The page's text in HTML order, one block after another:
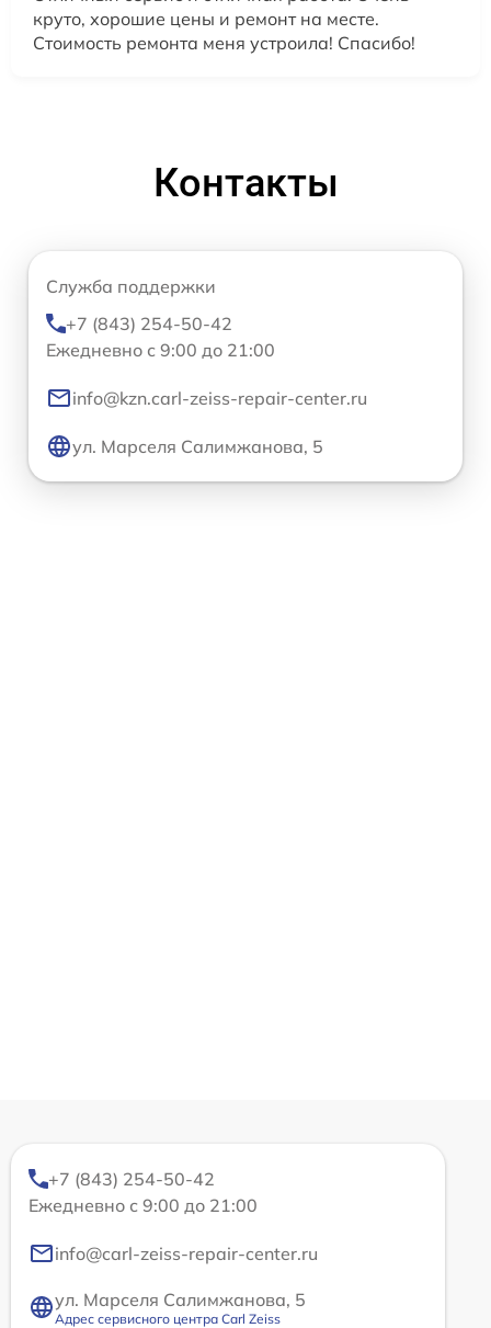
круто, хорошие цены и ремонт на месте.
Стоимость ремонта меня устроила! Спасибо!
Контакты
Служба поддержки
+7 (843) 254-50-42
Ежедневно с 9:00 до 21:00
info@kzn.carl-zeiss-repair-center.ru
ул. Марселя Салимжанова, 5
+7 (843) 254-50-42
Ежедневно с 9:00 до 21:00
info@carl-zeiss-repair-center.ru
ул. Марселя Салимжанова, 5
Адрес сервисного центра Carl Zeiss